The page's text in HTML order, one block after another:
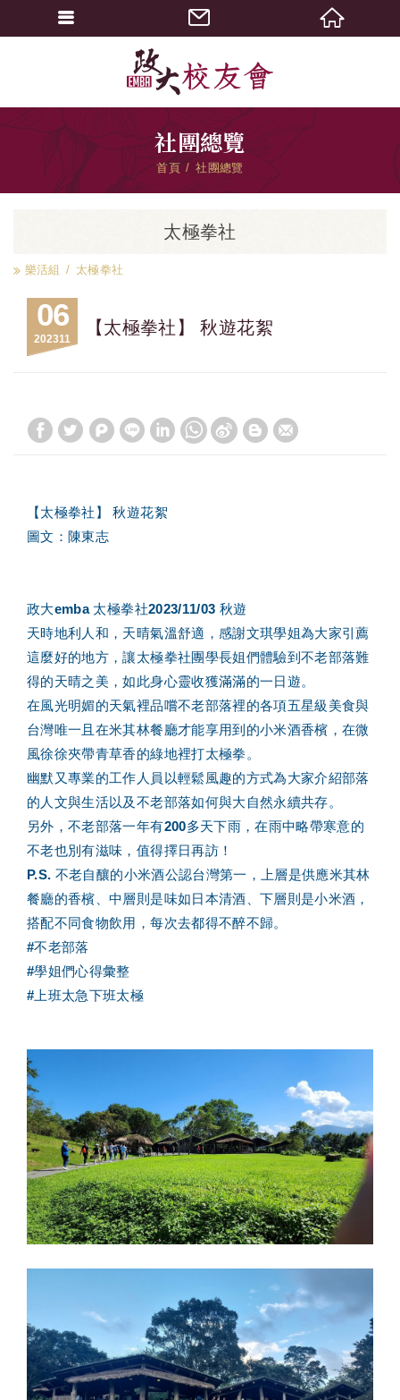
社團總覽
首頁 社團總覽
太極拳社
樂活組 太極拳社
06
11
2023
【太極拳社】 秋遊花絮
【太極拳社】 秋遊花絮
圖文：陳東志
政大emba 太極拳社2023/11/03 秋遊
天時地利人和，天晴氣溫舒適，感謝文琪學姐為大家引薦
這麼好的地方，讓太極拳社團學長姐們體驗到不老部落難
得的天晴之美，如此身心靈收獲滿滿的一日遊。
在風光明媚的天氣裡品嚐不老部落裡的各項五星級美食與
台灣唯一且在米其林餐廳才能享用到的小米酒香檳，在微
風徐徐夾帶青草香的綠地裡打太極拳。
幽默又專業的工作人員以輕鬆風趣的方式為大家介紹部落
的人文與生活以及不老部落如何與大自然永續共存。
另外，不老部落一年有200多天下雨，在雨中略帶寒意的
不老也別有滋味，值得擇日再訪！
P.S. 不老自釀的小米酒公認台灣第一，上層是供應米其林
餐廳的香檳、中層則是味如日本清酒、下層則是小米酒，
搭配不同食物飲用，每次去都得不醉不歸。
#不老部落
#學姐們心得彙整
#上班太急下班太極